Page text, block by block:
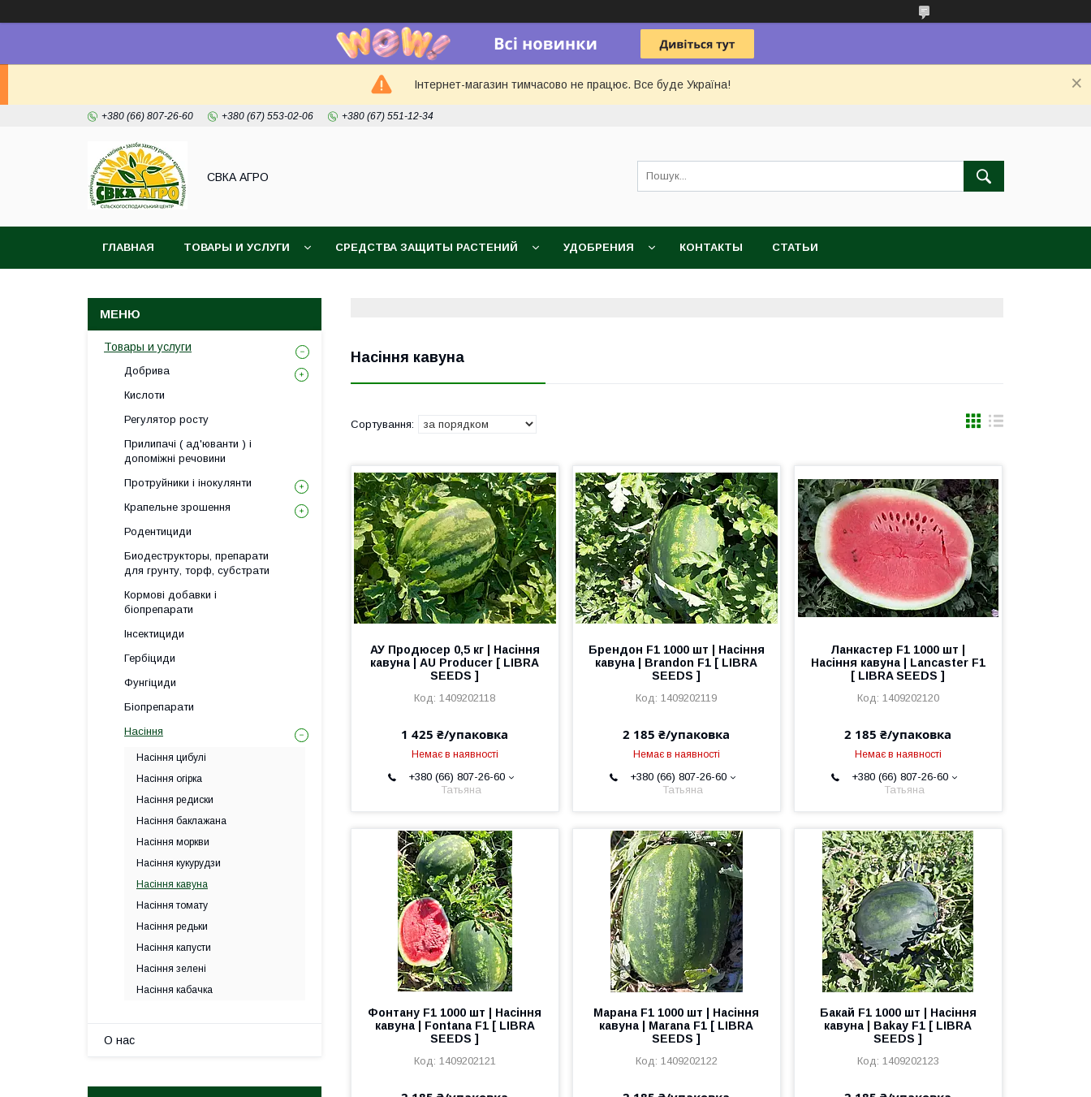
Інтернет-магазин тимчасово не працює. Все буде Україна!
+380 (66) 807-26-60 +380 (67) 553-02-06 +380 (67) 551-12-34
СВКА АГРО
ГЛАВНАЯ ТОВАРЫ И УСЛУГИ СРЕДСТВА ЗАЩИТЫ РАСТЕНИЙ УДОБРЕНИЯ КОНТАКТЫ СТАТЬИ
Насіння кавуна
АУ Продюсер 0,5 кг | Насіння
кавуна | AU Producer [ LIBRA
SEEDS ]
1409202118
1 425 ₴/упаковка
Немає в наявності
+380 (66) 807-26-60
Татьяна
Брендон F1 1000 шт | Насіння
кавуна | Brandon F1 [ LIBRA
SEEDS ]
1409202119
2 185 ₴/упаковка
Немає в наявності
+380 (66) 807-26-60
Татьяна
Ланкастер F1 1000 шт |
Насіння кавуна | Lancaster F1
[ LIBRA SEEDS ]
1409202120
2 185 ₴/упаковка
Немає в наявності
+380 (66) 807-26-60
Татьяна
Фонтану F1 1000 шт | Насіння
кавуна | Fontana F1 [ LIBRA
SEEDS ]
1409202121
Марана F1 1000 шт | Насіння
кавуна | Marana F1 [ LIBRA
SEEDS ]
1409202122
Бакай F1 1000 шт | Насіння
кавуна | Bakay F1 [ LIBRA
SEEDS ]
1409202123
Товары и услуги
Добрива
Кислоти
Регулятор росту
Прилипачі ( ад'юванти ) і
допоміжні речовини
Протруйники і інокулянти
Крапельне зрошення
Родентициди
Биодеструкторы, препарати
для грунту, торф, субстрати
Кормові добавки і
біопрепарати
Інсектициди
Гербіциди
Фунгіциди
Біопрепарати
Насіння
Насіння цибулі
Насіння огірка
Насіння редиски
Насіння баклажана
Насіння моркви
Насіння кукурудзи
Насіння кавуна
Насіння томату
Насіння редьки
Насіння капусти
Насіння зелені
Насіння кабачка
О нас